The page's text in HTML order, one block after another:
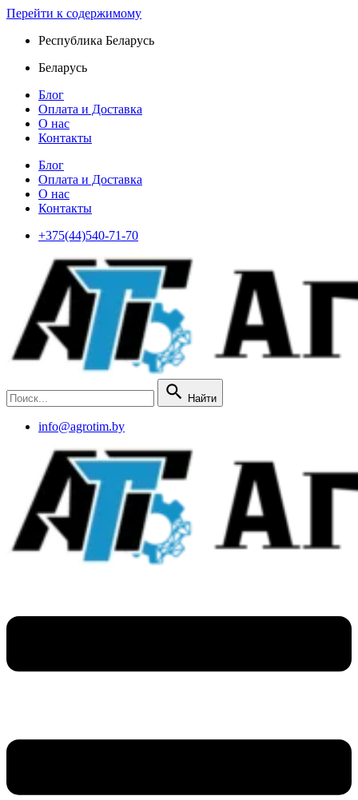
Перейти к содержимому
Республика Беларусь
Беларусь
Блог
Оплата и Доставка
О нас
Контакты
Блог
Оплата и Доставка
О нас
Контакты
+375(44)540-71-70
Найти
info@agrotim.by